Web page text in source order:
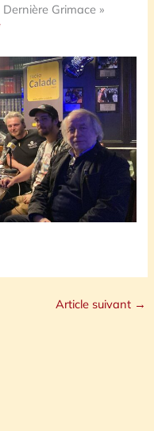
Grimace »
Article suivant →